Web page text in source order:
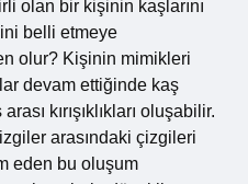
olan bir kişinin kaşlarını
belli etmeye
olur? Kişinin mimikleri
devam ettiğinde kaş
kırışıklıkları oluşabilir.
arasındaki çizgileri
eden bu oluşum